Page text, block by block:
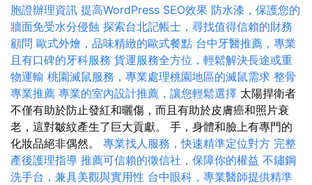
胞證辦理資訊 提高WordPress SEO效果 防水漆，保護您的
牆面免受水分侵蝕 探索台北記帳士，尋找值得信賴的財務
顧問 歐式外燴，品味精緻的歐式餐點 台中牙醫推薦，專業
且有口碑的牙科服務 貨運服務全方位，輕鬆解決長途或重
物運輸 桃園滅鼠服務，專業處理桃園地區的滅鼠需求 整骨
專業推薦 專業的室內設計推薦，讓您輕鬆選擇 太陽捍衛者
不僅有助於防止發紅和曬傷，而且有助於皮膚癌和照片衰
老，這對皺紋產生了巨大貢獻。 手，身體和臉上有專門的
化妝品絕非偶然。 專業找人服務，快速精準定位對方 完整
產後護理指導 推薦可信賴的徵信社，保障你的權益 不鏽鋼
洗手台，兼具美觀與實用性 台中眼科，專業醫師提供精準